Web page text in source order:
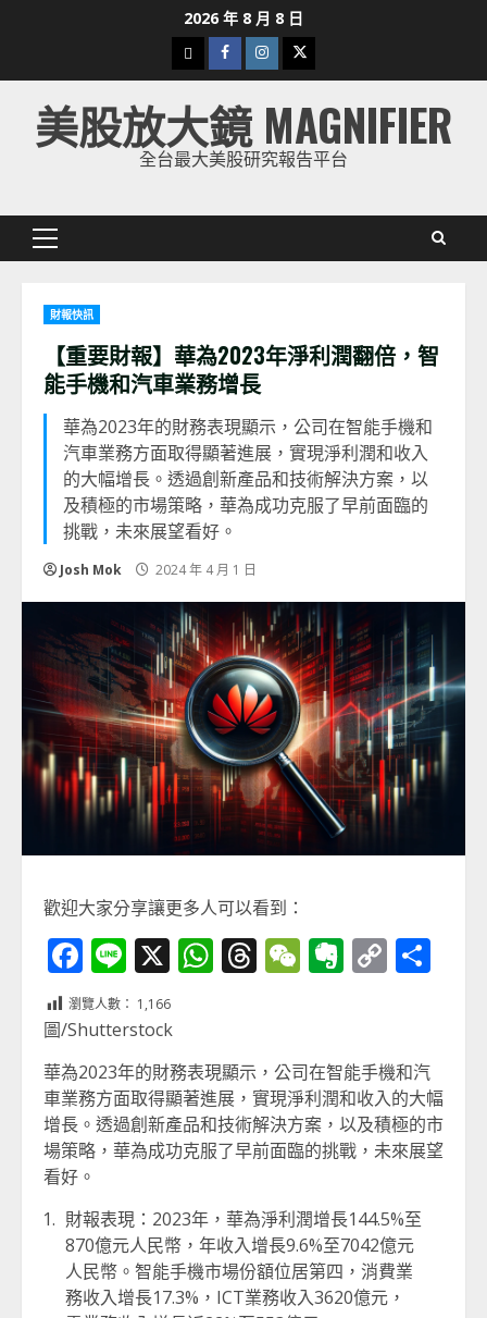
2026 年 8 月 8 日
下
載
美
股
Facebook
Instagram
Twitter
美股放大鏡 MAGNIFIER
全台最大美股研究報告平台
Primary
財報快訊
【重要財報】華為2023年淨利潤翻倍，智
能手機和汽車業務增長
華為2023年的財務表現顯示，公司在智能手機和
汽車業務方面取得顯著進展，實現淨利潤和收入
的大幅增長。透過創新產品和技術解決方案，以
及積極的市場策略，華為成功克服了早前面臨的
挑戰，未來展望看好。
Josh Mok 2024 年 4 月 1 日
歡迎大家分享讓更多人可以看到：
Facebook
Line
X WhatsApp
Threads
WeChat
Evernote
Copy
瀏覽人數： 1,166
圖/Shutterstock
華為2023年的財務表現顯示，公司在智能手機和汽
車業務方面取得顯著進展，實現淨利潤和收入的大幅
增長。透過創新產品和技術解決方案，以及積極的市
場策略，華為成功克服了早前面臨的挑戰，未來展望
看好。
財報表現：2023年，華為淨利潤增長144.5%至
870億元人民幣，年收入增長9.6%至7042億元
人民幣。智能手機市場份額位居第四，消費業
務收入增長17.3%，ICT業務收入3620億元，